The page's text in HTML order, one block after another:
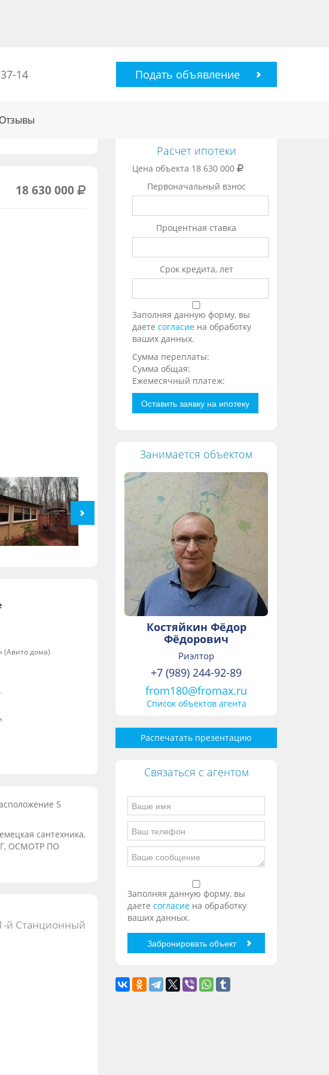
14 Подать объявление
Отзывы
18 630 000
(Авито дома)
5
сантехника,
ОСМОТР ПО
й Станционный
Расчет ипотеки
Цена объекта 18 630 000
Первоначальный взнос
Процентная ставка
Срок кредита, лет
Заполняя данную форму, вы
даете согласие на обработку
ваших данных.
Сумма переплаты:
Сумма общая:
Ежемесячный платеж:
Оставить заявку на ипотеку
Занимается объектом
Костяйкин Фёдор
Фёдорович
Риэлтор
+7 (989) 244-92-89
from180@fromax.ru
Список объектов агента
Распечатать презентацию
Связаться с агентом
Заполняя данную форму, вы
даете согласие на обработку
ваших данных.